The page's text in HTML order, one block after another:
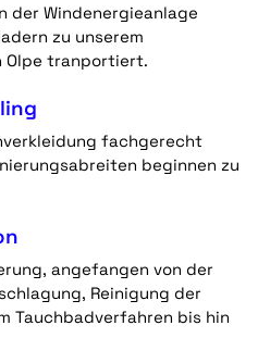
der Windenergieanlage
zu unserem
Olpe tranportiert.
fachgerecht
beginnen zu
angefangen von der
Reinigung der
Tauchbadverfahren bis hin